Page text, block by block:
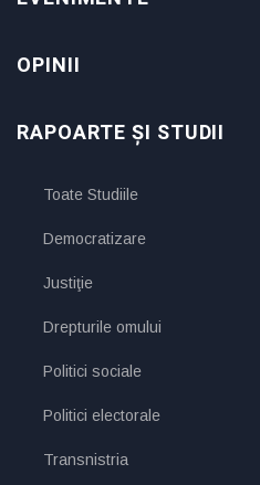
OPINII
RAPOARTE ȘI STUDII
Toate Studiile
Democratizare
Justiţie
Drepturile omului
Politici sociale
Politici electorale
Transnistria